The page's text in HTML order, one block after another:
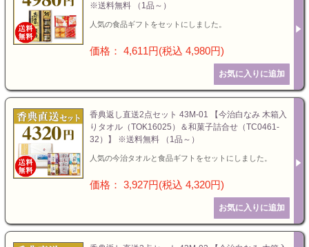
※送料無料 （1品～）
人気の食品ギフトをセットにしました。
価格： 4,611円(税込 4,980円)
香典返し直送2点セット 43M-01 【今治白なみ 木箱入
りタオル（TOK16025）＆和菓子詰合せ（TC0461-
32）】 ※送料無料 （1品～）
人気の今治タオルと食品ギフトをセットにしました。
価格： 3,927円(税込 4,320円)